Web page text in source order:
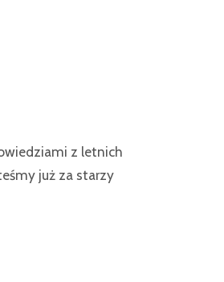
z letnich
już za starzy